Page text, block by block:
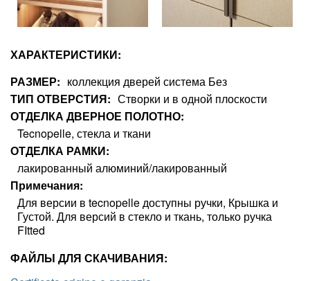
ХАРАКТЕРИСТИКИ:
РАЗМЕР
коллекция дверей система Без
ТИП ОТВЕРСТИЯ
Створки и в одной плоскости
ОТДЕЛКА ДВЕРНОЕ ПОЛОТНО
Tecnopelle, стекла и ткани
ОТДЕЛКА РАМКИ
лакированный алюминий/лакированный
Примечания
Для версии в tecnopelle доступны ручки, Крышка и
Густой. Для версий в стекло и ткань, только ручка
FItted
ФАЙЛЫ ДЛЯ СКАЧИВАНИЯ: